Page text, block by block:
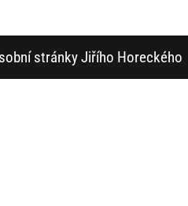
stránky Jiřího Horeckého